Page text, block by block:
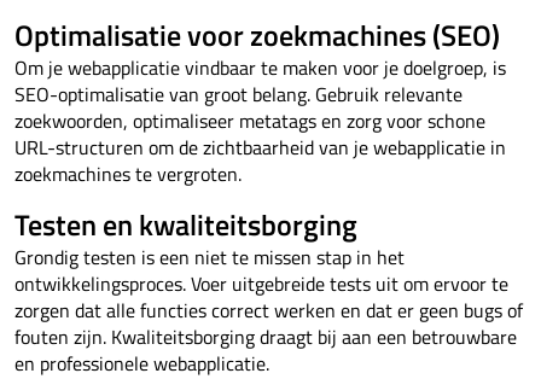
Optimalisatie voor zoekmachines (SEO)
Om je webapplicatie vindbaar te maken voor je doelgroep, is
SEO-optimalisatie van groot belang. Gebruik relevante
zoekwoorden, optimaliseer metatags en zorg voor schone
URL-structuren om de zichtbaarheid van je webapplicatie in
zoekmachines te vergroten.
Testen en kwaliteitsborging
Grondig testen is een niet te missen stap in het
ontwikkelingsproces. Voer uitgebreide tests uit om ervoor te
zorgen dat alle functies correct werken en dat er geen bugs of
fouten zijn. Kwaliteitsborging draagt bij aan een betrouwbare
en professionele webapplicatie.